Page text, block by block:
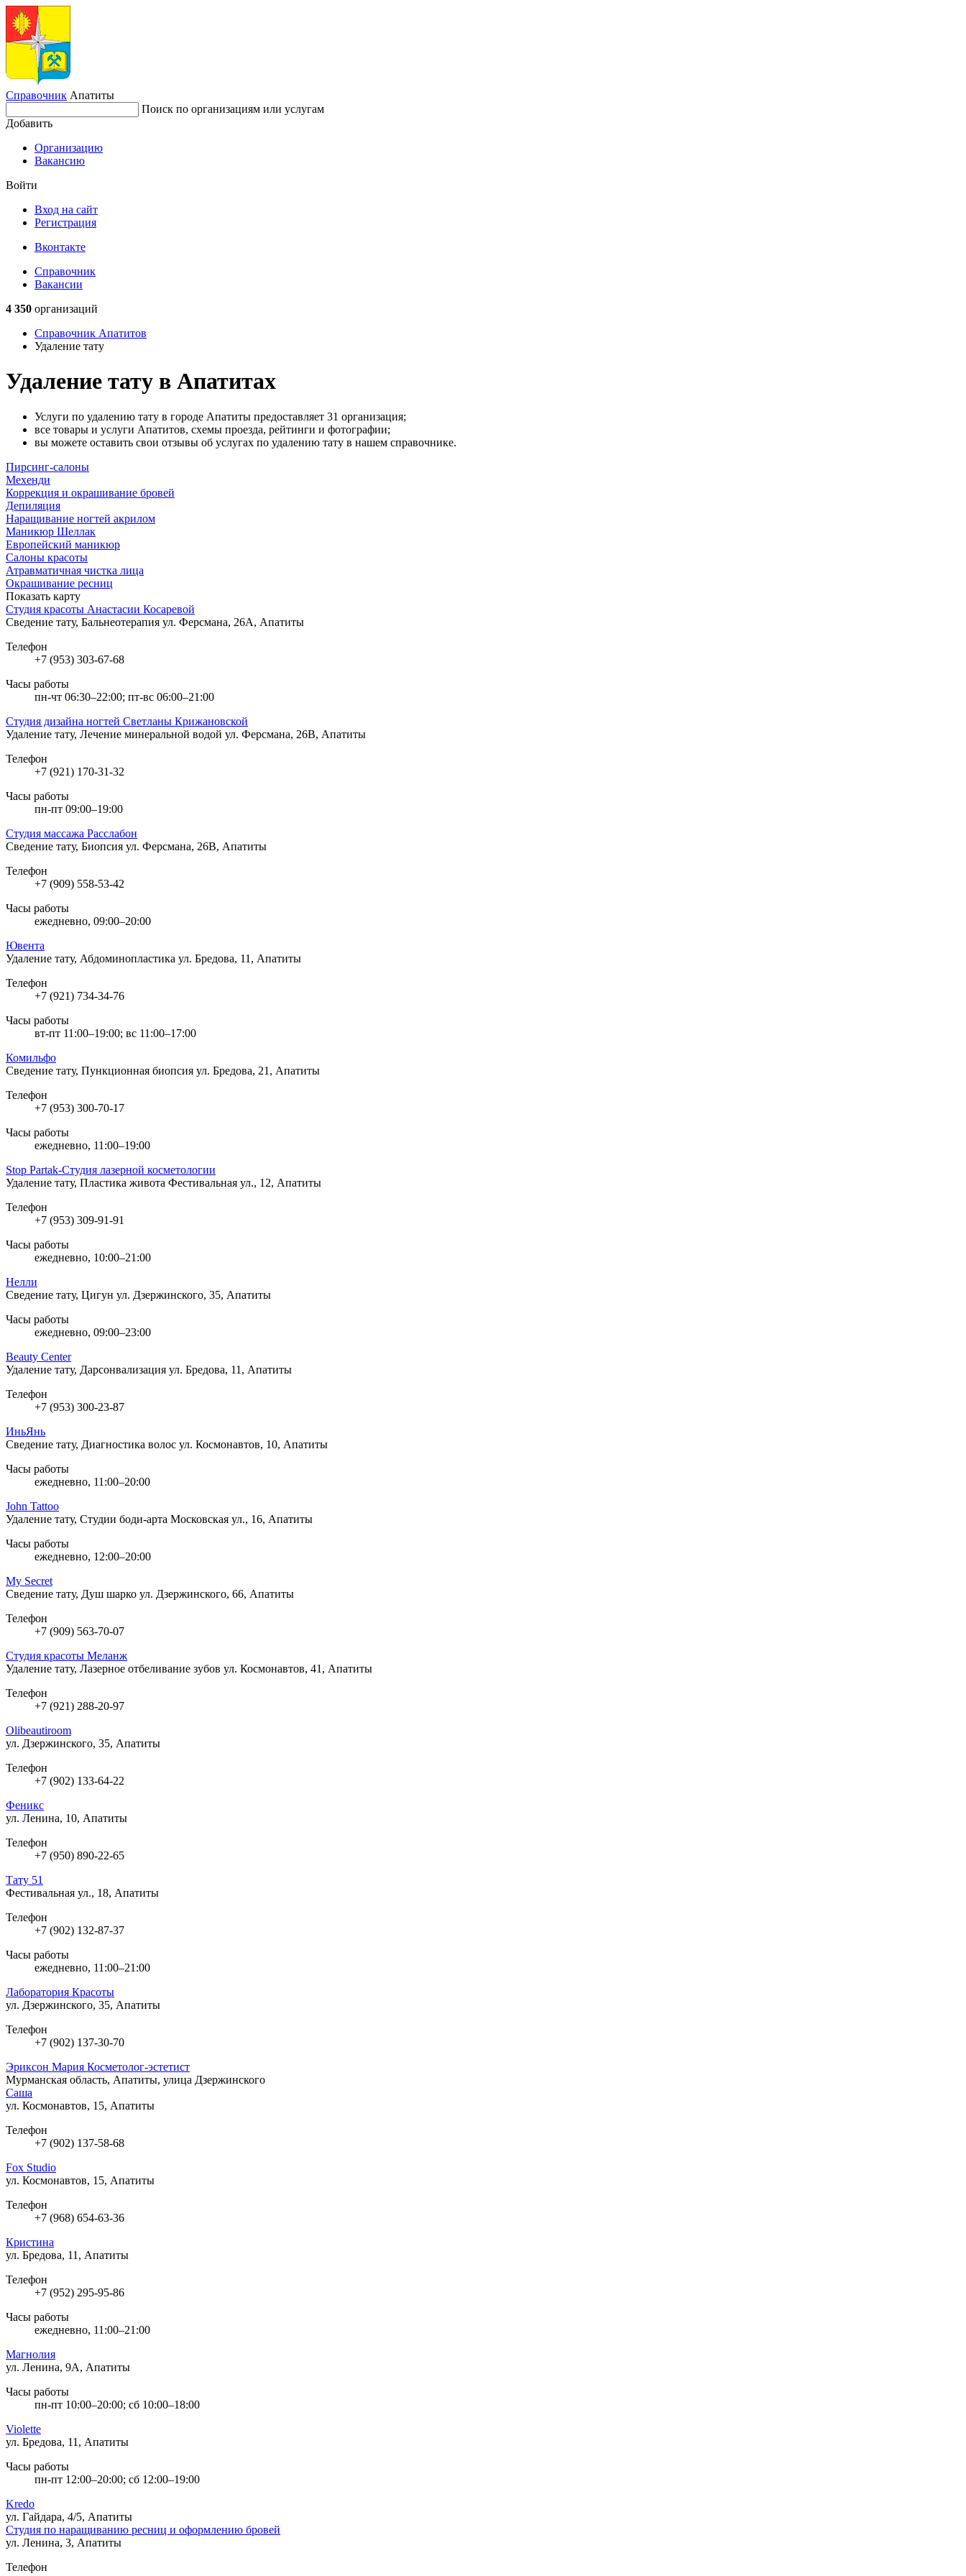
Справочник Апатиты
Поиск по организациям или услугам
Добавить
Организацию
Вакансию
Войти
Вход на сайт
Регистрация
Вконтакте
Справочник
Вакансии
4 350 организаций
Справочник Апатитов
Удаление тату
Удаление тату в Апатитах
Услуги по удалению тату в городе Апатиты предоставляет 31 организация;
все товары и услуги Апатитов, схемы проезда, рейтинги и фотографии;
вы можете оставить свои отзывы об услугах по удалению тату в нашем справочнике.
Пирсинг-салоны
Мехенди
Коррекция и окрашивание бровей
Депиляция
Наращивание ногтей акрилом
Маникюр Шеллак
Европейский маникюр
Салоны красоты
Атравматичная чистка лица
Окрашивание ресниц
Показать карту
Студия красоты Анастасии Косаревой
Сведение тату, Бальнеотерапия ул. Ферсмана, 26А, Апатиты
Телефон
+7 (953) 303-67-68
Часы работы
пн-чт 06:30–22:00; пт-вс 06:00–21:00
Студия дизайна ногтей Светланы Крижановской
Удаление тату, Лечение минеральной водой ул. Ферсмана, 26В, Апатиты
Телефон
+7 (921) 170-31-32
Часы работы
пн-пт 09:00–19:00
Студия массажа Расслабон
Сведение тату, Биопсия ул. Ферсмана, 26В, Апатиты
Телефон
+7 (909) 558-53-42
Часы работы
ежедневно, 09:00–20:00
Ювента
Удаление тату, Абдоминопластика ул. Бредова, 11, Апатиты
Телефон
+7 (921) 734-34-76
Часы работы
вт-пт 11:00–19:00; вс 11:00–17:00
Комильфо
Сведение тату, Пункционная биопсия ул. Бредова, 21, Апатиты
Телефон
+7 (953) 300-70-17
Часы работы
ежедневно, 11:00–19:00
Stop Partak-Студия лазерной косметологии
Удаление тату, Пластика живота Фестивальная ул., 12, Апатиты
Телефон
+7 (953) 309-91-91
Часы работы
ежедневно, 10:00–21:00
Нелли
Сведение тату, Цигун ул. Дзержинского, 35, Апатиты
Часы работы
ежедневно, 09:00–23:00
Beauty Center
Удаление тату, Дарсонвализация ул. Бредова, 11, Апатиты
Телефон
+7 (953) 300-23-87
ИньЯнь
Сведение тату, Диагностика волос ул. Космонавтов, 10, Апатиты
Часы работы
ежедневно, 11:00–20:00
John Tattoo
Удаление тату, Студии боди-арта Московская ул., 16, Апатиты
Часы работы
ежедневно, 12:00–20:00
My Secret
Сведение тату, Душ шарко ул. Дзержинского, 66, Апатиты
Телефон
+7 (909) 563-70-07
Студия красоты Меланж
Удаление тату, Лазерное отбеливание зубов ул. Космонавтов, 41, Апатиты
Телефон
+7 (921) 288-20-97
Olibeautiroom
ул. Дзержинского, 35, Апатиты
Телефон
+7 (902) 133-64-22
Феникс
ул. Ленина, 10, Апатиты
Телефон
+7 (950) 890-22-65
Тату 51
Фестивальная ул., 18, Апатиты
Телефон
+7 (902) 132-87-37
Часы работы
ежедневно, 11:00–21:00
Лаборатория Красоты
ул. Дзержинского, 35, Апатиты
Телефон
+7 (902) 137-30-70
Эриксон Мария Косметолог-эстетист
Мурманская область, Апатиты, улица Дзержинского
Саша
ул. Космонавтов, 15, Апатиты
Телефон
+7 (902) 137-58-68
Fox Studio
ул. Космонавтов, 15, Апатиты
Телефон
+7 (968) 654-63-36
Кристина
ул. Бредова, 11, Апатиты
Телефон
+7 (952) 295-95-86
Часы работы
ежедневно, 11:00–21:00
Магнолия
ул. Ленина, 9А, Апатиты
Часы работы
пн-пт 10:00–20:00; сб 10:00–18:00
Violette
ул. Бредова, 11, Апатиты
Часы работы
пн-пт 12:00–20:00; сб 12:00–19:00
Kredo
ул. Гайдара, 4/5, Апатиты
Студия по наращиванию ресниц и оформлению бровей
ул. Ленина, 3, Апатиты
Телефон